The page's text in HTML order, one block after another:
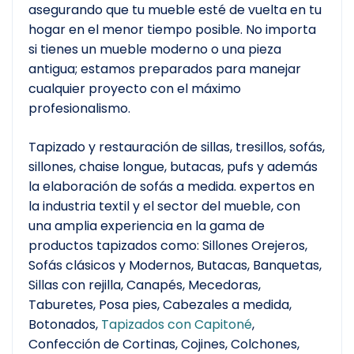
asegurando que tu mueble esté de vuelta en tu
hogar en el menor tiempo posible. No importa
si tienes un mueble moderno o una pieza
antigua; estamos preparados para manejar
cualquier proyecto con el máximo
profesionalismo.
Tapizado y restauración de sillas, tresillos, sofás,
sillones, chaise longue, butacas, pufs y además
la elaboración de sofás a medida. expertos en
la industria textil y el sector del mueble, con
una amplia experiencia en la gama de
productos tapizados como: Sillones Orejeros,
Sofás clásicos y Modernos, Butacas, Banquetas,
Sillas con rejilla, Canapés, Mecedoras,
Taburetes, Posa pies, Cabezales a medida,
Botonados, Tapizados con Capitoné,
Confección de Cortinas, Cojines, Colchones,